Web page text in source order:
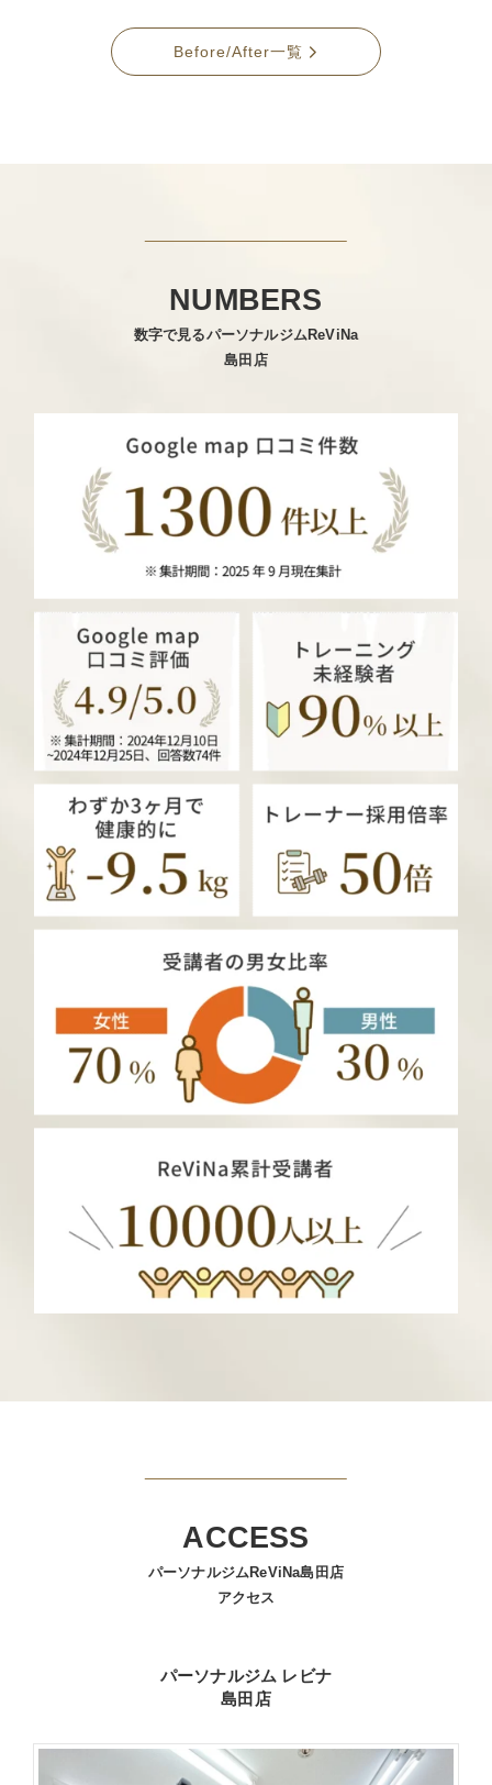
Before/After一覧
NUMBERS
数字で見るパーソナルジムReViNa
島田店
ACCESS
パーソナルジムReViNa島田店
アクセス
パーソナルジム レビナ
島田店